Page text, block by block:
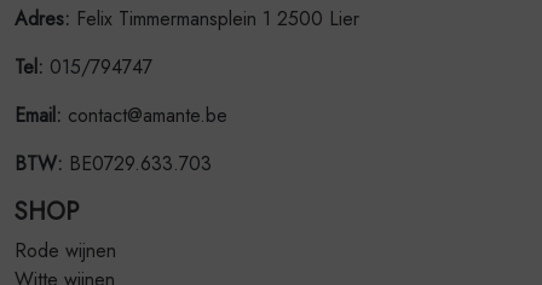
Adres: Felix Timmermansplein 1 2500 Lier
Tel: 015/794747
Email: contact@amante.be
BTW: BE0729.633.703
SHOP
Rode wijnen